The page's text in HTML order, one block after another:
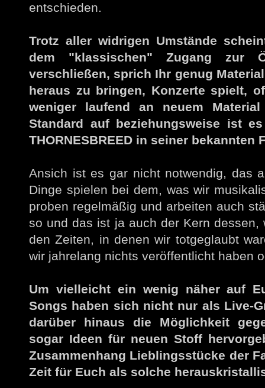
entschieden.
Trotz aller widrigen Umstände
dem "klassischen" Zugang zur
verschließen, sprich Ihr genug
heraus zu bringen, Konzerte spielt,
weniger laufend an neuem
Standard auf beziehungsweise ist
THORNESBREED in seiner
Ansich ist es gar nicht notwendig, das
Dinge spielen bei dem, was wir
proben regelmäßig und arbeiten auch
so und das ist ja auch der Kern
den Zeiten, in denen wir totgeglaubt
wir jahrelang nichts veröffentlicht haben
Um vielleicht ein wenig näher auf
Songs haben sich nicht nur als Live-
darüber hinaus die Möglichkeit
sogar Ideen für neuen Stoff
Zusammenhang Lieblingsstücke der
Zeit für Euch als solche